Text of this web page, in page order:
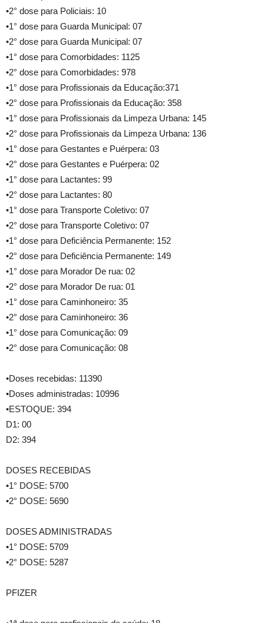
•2° dose para Policiais: 10
•1° dose para Guarda Municipal: 07
•2° dose para Guarda Municipal: 07
•1° dose para Comorbidades: 1125
•2° dose para Comorbidades: 978
•1° dose para Profissionais da Educação:371
•2° dose para Profissionais da Educação: 358
•1° dose para Profissionais da Limpeza Urbana: 145
•2° dose para Profissionais da Limpeza Urbana: 136
•1° dose para Gestantes e Puérpera: 03
•2° dose para Gestantes e Puérpera: 02
•1° dose para Lactantes: 99
•2° dose para Lactantes: 80
•1° dose para Transporte Coletivo: 07
•2° dose para Transporte Coletivo: 07
•1° dose para Deficiência Permanente: 152
•2° dose para Deficiência Permanente: 149
•1° dose para Morador De rua: 02
•2° dose para Morador De rua: 01
•1° dose para Caminhoneiro: 35
•2° dose para Caminhoneiro: 36
•1° dose para Comunicação: 09
•2° dose para Comunicação: 08
•Doses recebidas: 11390
•Doses administradas: 10996
•ESTOQUE: 394
D1: 00
D2: 394
DOSES RECEBIDAS
•1° DOSE: 5700
•2° DOSE: 5690
DOSES ADMINISTRADAS
•1° DOSE: 5709
•2° DOSE: 5287
PFIZER